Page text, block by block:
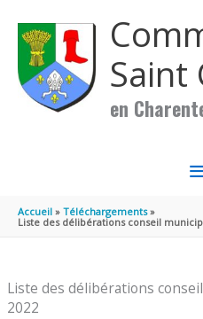
Saint
en
Accueil
Téléchargements
Liste des délibérations conseil
Liste des délibérations
2022